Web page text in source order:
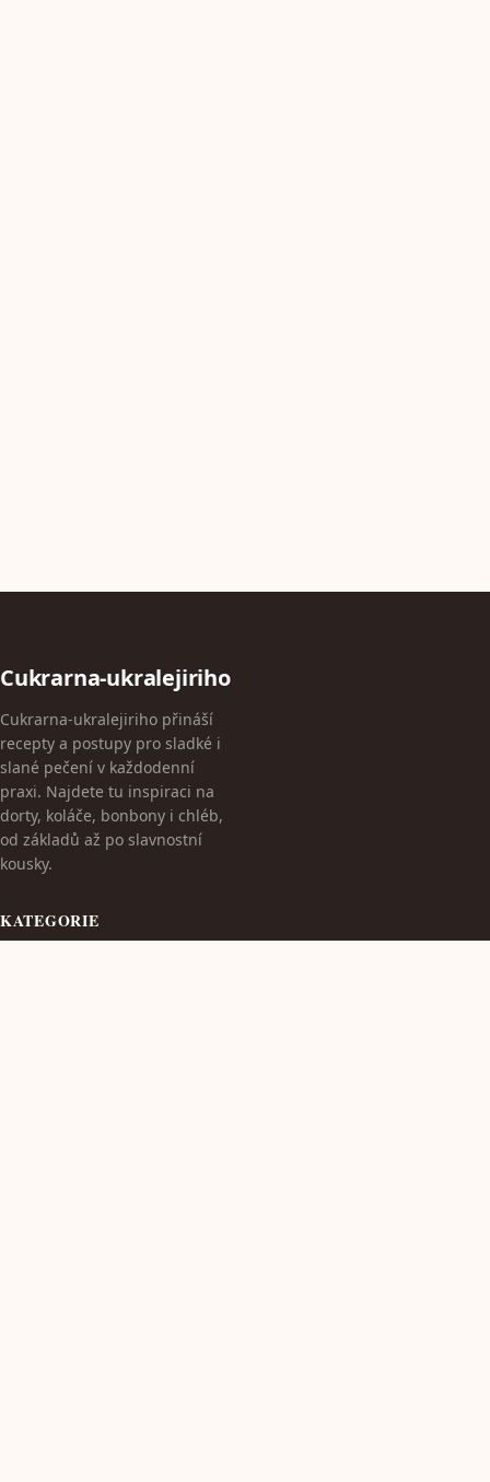
Cukrarna-ukralejiriho
Cukrarna-ukralejiriho přináší
recepty a postupy pro sladké i
slané pečení v každodenní
praxi. Najdete tu inspiraci na
dorty, koláče, bonbony i chléb,
od základů až po slavnostní
kousky.
KATEGORIE